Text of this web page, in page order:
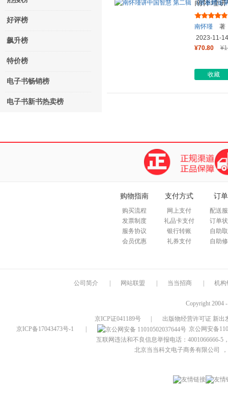
好评榜
飙升榜
特价榜
电子书畅销榜
电子书新书热卖榜
南怀瑾
辑新书
南怀瑾
著
2023-11-14
¥70.80
收藏
购物指南
购买流程
发票制度
服务协议
会员优惠
支付方式
网上支付
礼品卡支付
银行转账
礼券支付
订
配送
订单
自助
自助
公司简介 网站联盟 当当招商 机构
Copyright 2004
京ICP证041189号
出版物经营许可证 新出
京ICP备17043473号-1
京公网安备
互联网违法和不良信息举报电话：4001066666-5
北京当当科文电子商务有限公司